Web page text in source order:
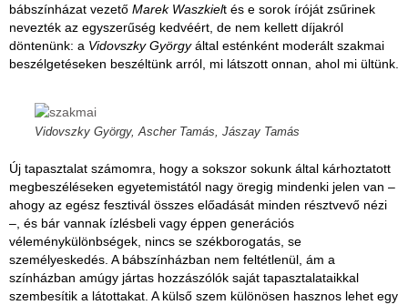
bábszínházat vezető Marek Waszkielt és e sorok íróját zsűrinek
nevezték az egyszerűség kedvéért, de nem kellett díjakról
döntenünk: a Vidovszky Györgyáltal esténként moderált szakmai
beszélgetéseken beszéltünk arról, mi látszott onnan, ahol mi ültünk.
Vidovszky György, Ascher Tamás, Jászay Tamás
Új tapasztalat számomra, hogy a sokszor sokunk által kárhoztatott
megbeszéléseken egyetemistától nagy öregig mindenki jelen van –
ahogy az egész fesztivál összes előadását minden résztvevő nézi
–, és bár vannak ízlésbeli vagy éppen generációs
véleménykülönbségek, nincs se székborogatás, se
személyeskedés. A bábszínházban nem feltétlenül, ám a
színházban amúgy jártas hozzászólók saját tapasztalataikkal
szembesítik a látottakat. A külső szem különösen hasznos lehet egy